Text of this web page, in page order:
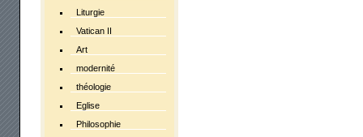
Liturgie
Vatican II
Art
modernité
théologie
Eglise
Philosophie